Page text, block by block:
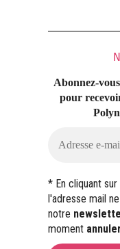
Abonnez-
pour
* En cliquant sur
l'adresse mail
notre
moment